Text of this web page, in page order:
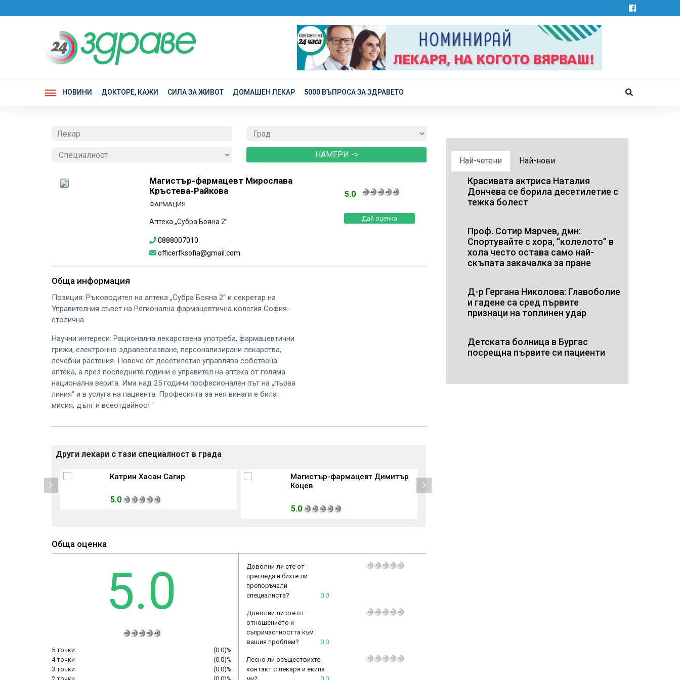
НОВИНИ ДОКТОРЕ, КАЖИ СИЛА ЗА ЖИВОТ ДОМАШЕН ЛЕКАР 5000 ВЪПРОСА ЗА ЗДРАВЕТО
Магистър-фармацевт Мирослава
Кръстева-Райкова
ФАРМАЦИЯ
Аптека „Субра Бояна 2”
0888007010
officerfksofia@gmail.com
5.0
Обща информация
Позиция: Ръководител на аптека „Субра Бояна 2“ и секретар на
Управителния съвет на Регионална фармацевтична колегия София-
столична
Научни интереси: Рационална лекарствена употреба, фармацевтични
грижи, електронно здравеопазване, персонализирани лекарства,
лечебни растения. Повече от десетилетие управлява собствена
аптека, а през последните години е управител на аптека от голяма
национална верига. Има над 25 години професионален път на „първа
линия“ и в услуга на пациента. Професията за нея винаги е била
мисия, дълг и всеотдайност
Други лекари с тази специалност в града
ДФ, Катрин Хасан Сагир
5.0
Магистър-фармацевт Димитър
Коцев
5.0
Обща оценка
5.0
5 точки
(0.0)%
4 точки
(0.0)%
3 точки
(0.0)%
Доволни ли сте от
прегледа и бихте ли
препоръчали
специалиста?
0.0
Доволни ли сте от
отношението и
съпричастността към
вашия проблем?
0.0
Лесно ли осъществихте
контакт с лекаря и екипа
Най-четени Най-нови
Красивата актриса Наталия
Дончева се борила десетилетие с
тежка болест
Проф. Сотир Марчев, дмн:
Спортувайте с хора, “колелото” в
хола често остава само най-
скъпата закачалка за пране
Д-р Гергана Николова: Главоболие
и гадене са сред първите
признаци на топлинен удар
Детската болница в Бургас
посрещна първите си пациенти